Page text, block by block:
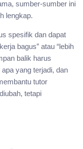
sumber-sumber ini
lengkap.
spesifik dan dapat
bagus” atau “lebih
balik harus
yang terjadi, dan
tutor
tetapi